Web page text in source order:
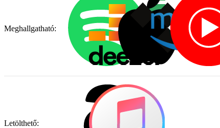
Meghallgatható:
Letölthető: